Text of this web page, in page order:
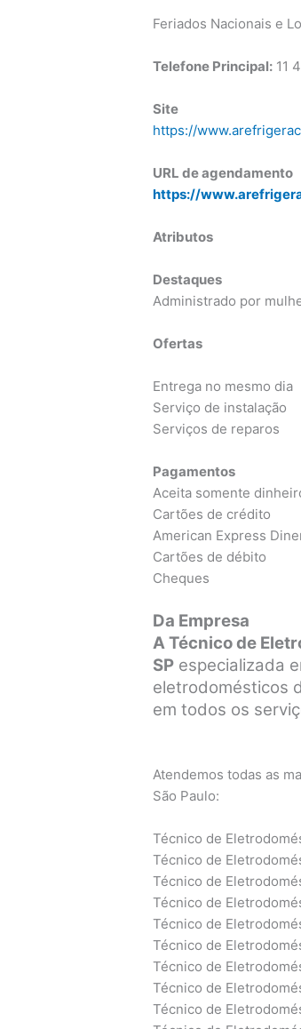
Feriados Nacionais e
Telefone Principal: 11
Site
https://
URL de agendamento
https://
Atributos
Destaques
Administrado por
Ofertas
Entrega no mesmo dia
Serviço de instalação
Serviços de reparos
Pagamentos
Aceita somente
Cartões de crédito
American Express
Cartões de débito
Cheques
Da Empresa
A Técnico de
SP especializada
eletrodomésticos
em todos os
Atendemos todas as
São Paulo:
Técnico de
Técnico de
Técnico de
Técnico de
Técnico de
Técnico de
Técnico de
Técnico de
Técnico de